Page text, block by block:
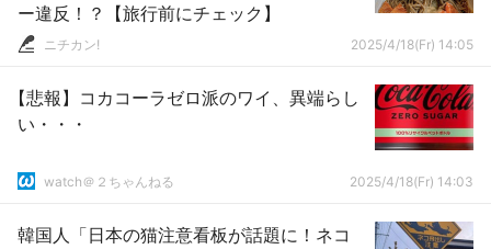
ー違反！？【旅行前にチェック】
ニチカン! 2025/4/18(Fr) 14:05
【悲報】コカコーラゼロ派のワイ、異端らし
い・・・
watch＠２ちゃんねる 2025/4/18(Fr) 14:03
韓国人「日本の猫注意看板が話題に！ネコ